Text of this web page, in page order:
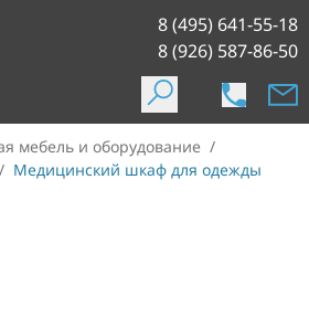
8 (495) 641-55-18
8 (926) 587-86-50
мебель и оборудование /
/ Медицинский шкаф для одежды